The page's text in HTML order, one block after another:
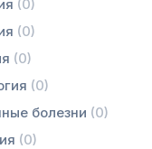
(0)
(0)
(0)
(0)
болезни (0)
(0)